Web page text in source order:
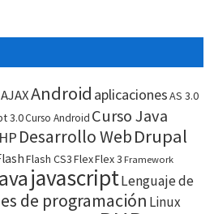
AJAXAndroid aplicacionesAS 3.0
3.0Curso Android Curso Java
Desarrollo WebDrupal
Flash CS3FlexFlex 3 Framework
javascriptLenguaje de
de programación Linux